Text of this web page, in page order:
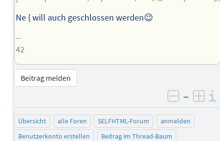
Ne { will auch geschlossen werden😉
--
42
Beitrag melden
negativ
–
Übersicht alle Foren SELFHTML-Forum
anmelden
Benutzerkonto erstellen
Beitrag im Thread-Baum